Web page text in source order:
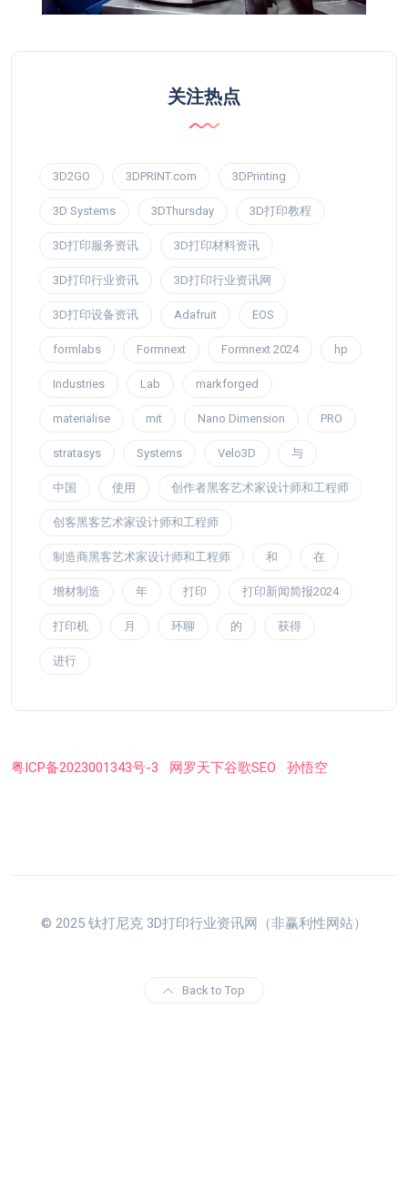
关注热点
3D2GO 3DPRINT.com 3DPrinting
3D Systems 3DThursday 3D打印教程
3D打印服务资讯 3D打印材料资讯
3D打印行业资讯 3D打印行业资讯网
3D打印设备资讯 Adafruit EOS
formlabs Formnext Formnext 2024 hp
Industries Lab markforged
materialise mit Nano Dimension PRO
stratasys Systems Velo3D 与
中国 使用 创作者黑客艺术家设计师和工程师
创客黑客艺术家设计师和工程师
制造商黑客艺术家设计师和工程师 和 在
增材制造 年 打印 打印新闻简报2024
打印机 月 环聊 的 获得
进行
粤ICP备2023001343号-3 网罗天下谷歌SEO 孙悟空
© 2025 钛打尼克 3D打印行业资讯网（非赢利性网站）
Back to Top